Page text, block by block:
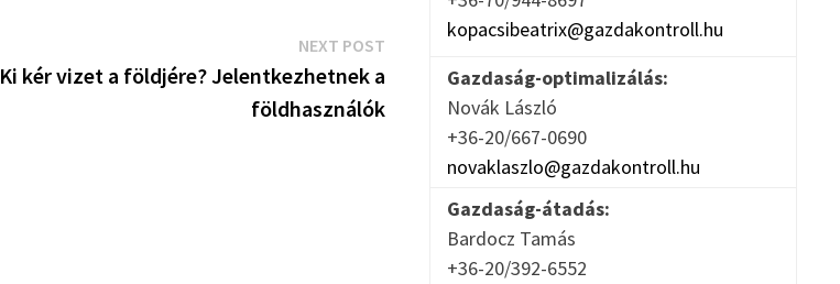
NEXT POSTNext
post:
Ki kér vizet a földjére? Jelentkezhetnek a
földhasználók
kopacsibeatrix@gazdakontroll.hu
Gazdaság-optimalizálás:
Novák László
+36-20/667-0690
novaklaszlo@gazdakontroll.hu
Gazdaság-átadás:
Bardocz Tamás
+36-20/392-6552